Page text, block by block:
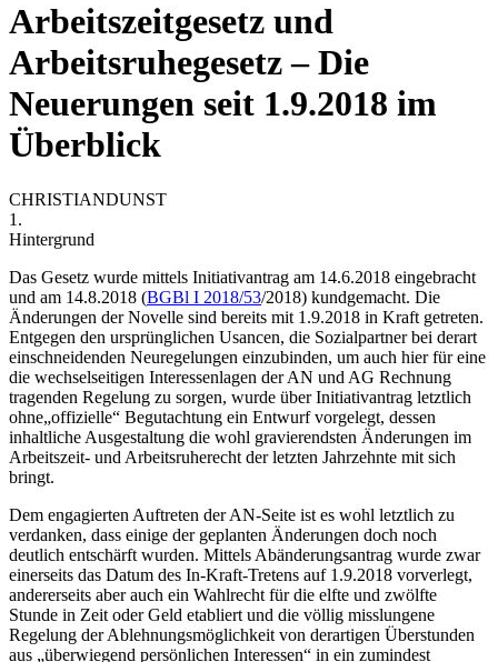
Arbeitszeitgesetz und
Arbeitsruhegesetz – Die
Neuerungen seit 1.9.2018 im
Überblick
CHRISTIANDUNST
1.
Hintergrund
Das Gesetz wurde mittels Initiativantrag am 14.6.2018 eingebracht
und am 14.8.2018 (BGBl I 2018/53/2018) kundgemacht. Die
Änderungen der Novelle sind bereits mit 1.9.2018 in Kraft getreten.
Entgegen den ursprünglichen Usancen, die Sozialpartner bei derart
einschneidenden Neuregelungen einzubinden, um auch hier für eine
die wechselseitigen Interessenlagen der AN und AG Rechnung
tragenden Regelung zu sorgen, wurde über Initiativantrag letztlich
ohne„offizielle“ Begutachtung ein Entwurf vorgelegt, dessen
inhaltliche Ausgestaltung die wohl gravierendsten Änderungen im
Arbeitszeit- und Arbeitsruherecht der letzten Jahrzehnte mit sich
bringt.
Dem engagierten Auftreten der AN-Seite ist es wohl letztlich zu
verdanken, dass einige der geplanten Änderungen doch noch
deutlich entschärft wurden. Mittels Abänderungsantrag wurde zwar
einerseits das Datum des In-Kraft-Tretens auf 1.9.2018 vorverlegt,
andererseits aber auch ein Wahlrecht für die elfte und zwölfte
Stunde in Zeit oder Geld etabliert und die völlig misslungene
Regelung der Ablehnungsmöglichkeit von derartigen Überstunden
aus „überwiegend persönlichen Interessen“ in ein zumindest